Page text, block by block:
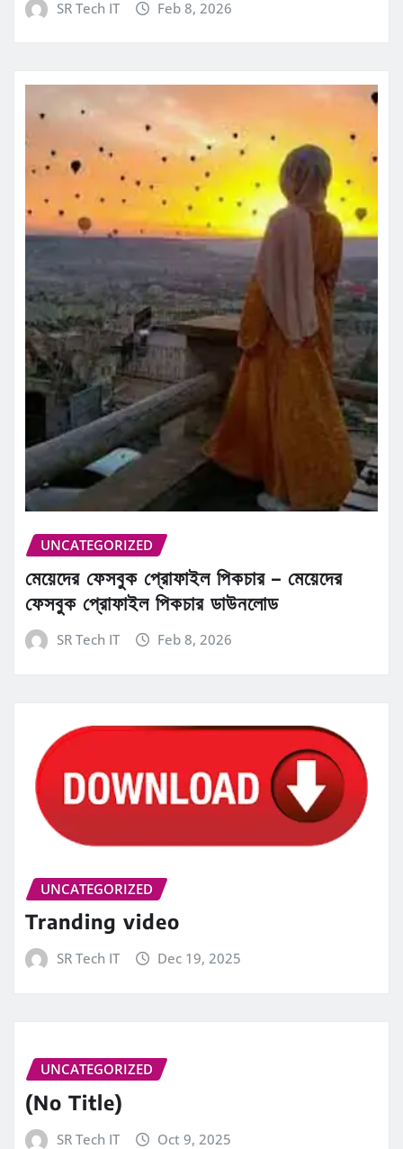
SR Tech IT Feb 8, 2026
UNCATEGORIZED
মেয়েদের ফেসবুক প্রোফাইল পিকচার – মেয়েদের
ফেসবুক প্রোফাইল পিকচার ডাউনলোড
SR Tech IT Feb 8, 2026
UNCATEGORIZED
Tranding video
SR Tech IT Dec 19, 2025
UNCATEGORIZED
(No Title)
SR Tech IT Oct 9, 2025